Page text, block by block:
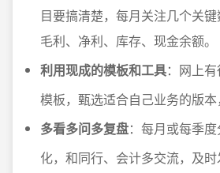
目要搞清楚，每月关注几个关键
毛利、净利、库存、现金余额。
利用现成的模板和工具：网上
模板，甄选适合自己业务的版本
多看多问多复盘：每月或每季
化，和同行、会计多交流，及